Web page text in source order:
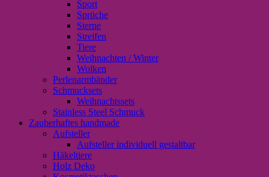
Sport
Sprüche
Sterne
Streifen
Tiere
Weihnachten / Winter
Wolken
Perlenarmbänder
Schmucksets
Weihnachtssets
Stainless Steel Schmuck
Zauberhaftes handmade
Aufsteller
Aufsteller individuell gestaltbar
Häkeltiere
Holz Deko